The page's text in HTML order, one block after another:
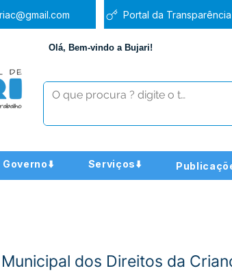
Portal da Transparência
Olá, Bem-vindo a Bujari!
Governo⬇️ Serviços⬇️
dos Direitos da